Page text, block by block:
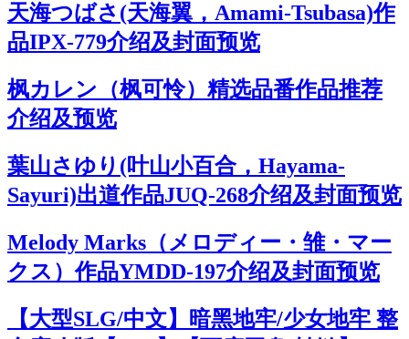
天海つばさ(天海翼，Amami-Tsubasa)作
品IPX-779介绍及封面预览
枫カレン（枫可怜）精选品番作品推荐
介绍及预览
葉山さゆり(叶山小百合，Hayama-
Sayuri)出道作品JUQ-268介绍及封面预览
Melody Marks（メロディー・雏・マー
クス）作品YMDD-197介绍及封面预览
【大型SLG/中文】暗黑地牢/少女地牢 整